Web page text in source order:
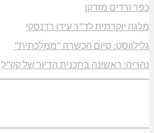
כפר ורדים מזדקן
מלגה יוקרתית לד"ר עידן רדנסקי
גלילווסט: סיום הכשרה "ממלכתית"
נהריה: ראשונה בתכנית הדיור של קק"ל